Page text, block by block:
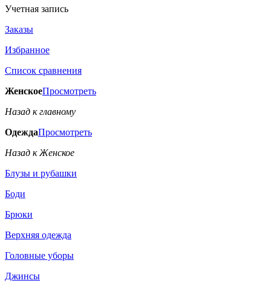
Учетная запись
Заказы
Избранное
Список сравнения
ЖенскоеПросмотреть
Назад к главному
ОдеждаПросмотреть
Назад к Женское
Блузы и рубашки
Боди
Брюки
Верхняя одежда
Головные уборы
Джинсы